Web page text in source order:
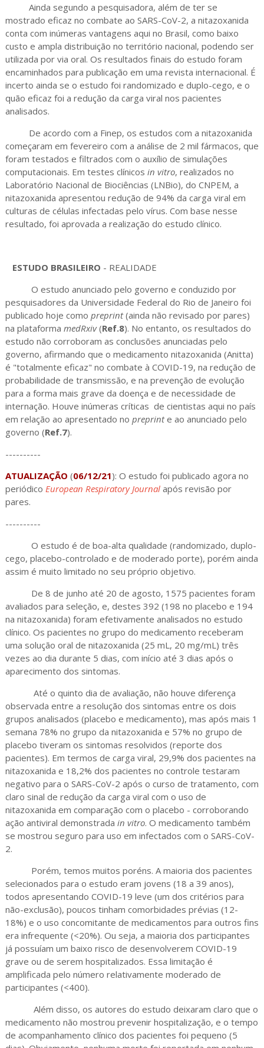
Ainda segundo a pesquisadora, além de ter se
mostrado eficaz no combate ao SARS-CoV-2, a nitazoxanida
conta com inúmeras vantagens aqui no Brasil, como baixo
custo e ampla distribuição no território nacional, podendo ser
utilizada por via oral. Os resultados finais do estudo foram
encaminhados para publicação em uma revista internacional. É
incerto ainda se o estudo foi randomizado e duplo-cego, e o
quão eficaz foi a redução da carga viral nos pacientes
analisados.
De acordo com a Finep, os estudos com a nitazoxanida
começaram em fevereiro com a análise de 2 mil fármacos, que
foram testados e filtrados com o auxílio de simulações
computacionais. Em testes clínicos in vitro, realizados no
Laboratório Nacional de Biociências (LNBio), do CNPEM, a
nitazoxanida apresentou redução de 94% da carga viral em
culturas de células infectadas pelo vírus. Com base nesse
resultado, foi aprovada a realização do estudo clínico.
ESTUDO BRASILEIRO - REALIDADE
O estudo anunciado pelo governo e conduzido por
pesquisadores da Universidade Federal do Rio de Janeiro foi
publicado hoje como preprint(ainda não revisado por pares)
na plataforma medRxiv(Ref.8). No entanto, os resultados do
estudo não corroboram as conclusões anunciadas pelo
governo, afirmando que o medicamento nitazoxanida (Anitta)
é "totalmente eficaz" no combate à COVID-19, na redução de
probabilidade de transmissão, e na prevenção de evolução
para a forma mais grave da doença e de necessidade de
internação. Houve inúmeras críticas de cientistas aqui no país
em relação ao apresentado no preprinte ao anunciado pelo
governo (Ref.7).
----------
ATUALIZAÇÃO (06/12/21): O estudo foi publicado agora no
periódico European Respiratory Journalapós revisão por
pares.
----------
O estudo é de boa-alta qualidade (randomizado, duplo-
cego, placebo-controlado e de moderado porte), porém ainda
assim é muito limitado no seu próprio objetivo.
De 8 de junho até 20 de agosto, 1575 pacientes foram
avaliados para seleção, e, destes 392 (198 no placebo e 194
na nitazoxanida) foram efetivamente analisados no estudo
clínico. Os pacientes no grupo do medicamento receberam
uma solução oral de nitazoxanida (25 mL, 20 mg/mL) três
vezes ao dia durante 5 dias, com início até 3 dias após o
aparecimento dos sintomas.
Até o quinto dia de avaliação, não houve diferença
observada entre a resolução dos sintomas entre os dois
grupos analisados (placebo e medicamento), mas após mais 1
semana 78% no grupo da nitazoxanida e 57% no grupo de
placebo tiveram os sintomas resolvidos (reporte dos
pacientes). Em termos de carga viral, 29,9% dos pacientes na
nitazoxanida e 18,2% dos pacientes no controle testaram
negativo para o SARS-CoV-2 após o curso de tratamento, com
claro sinal de redução da carga viral com o uso de
nitazoxanida em comparação com o placebo - corroborando
ação antiviral demonstrada in vitro. O medicamento também
se mostrou seguro para uso em infectados com o SARS-CoV-
2.
Porém, temos muitos poréns. A maioria dos pacientes
selecionados para o estudo eram jovens (18 a 39 anos),
todos apresentando COVID-19 leve (um dos critérios para
não-exclusão), poucos tinham comorbidades prévias (12-
18%) e o uso concomitante de medicamentos para outros fins
era infrequente (<20%). Ou seja, a maioria dos participantes
já possuíam um baixo risco de desenvolverem COVID-19
grave ou de serem hospitalizados. Essa limitação é
amplificada pelo número relativamente moderado de
participantes (<400).
Além disso, os autores do estudo deixaram claro que o
medicamento não mostrou prevenir hospitalização, e o tempo
de acompanhamento clínico dos pacientes foi pequeno (5